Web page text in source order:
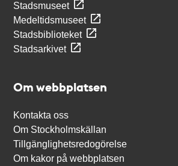
Stadsmuseet
Medeltidsmuseet
Stadsbiblioteket
Stadsarkivet
Om webbplatsen
Kontakta oss
Om Stockholmskällan
Tillgänglighetsredogörelse
Om kakor på webbplatsen